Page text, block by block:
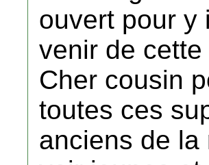
ouvert pour y
venir de
Cher cousin
toutes ces
anciens de la